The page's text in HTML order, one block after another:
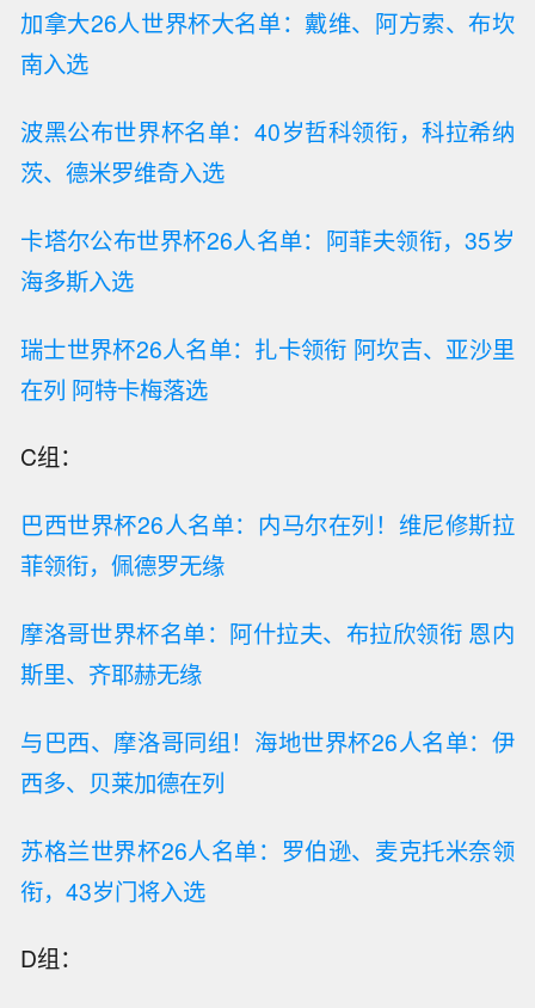
加拿大26人世界杯大名单：戴维、阿方索、布坎
南入选
波黑公布世界杯名单：40岁哲科领衔，科拉希纳
茨、德米罗维奇入选
卡塔尔公布世界杯26人名单：阿菲夫领衔，35岁
海多斯入选
瑞士世界杯26人名单：扎卡领衔 阿坎吉、亚沙里
在列 阿特卡梅落选
C组：
巴西世界杯26人名单：内马尔在列！维尼修斯拉
菲领衔，佩德罗无缘
摩洛哥世界杯名单：阿什拉夫、布拉欣领衔 恩内
斯里、齐耶赫无缘
与巴西、摩洛哥同组！海地世界杯26人名单：伊
西多、贝莱加德在列
苏格兰世界杯26人名单：罗伯逊、麦克托米奈领
衔，43岁门将入选
D组：